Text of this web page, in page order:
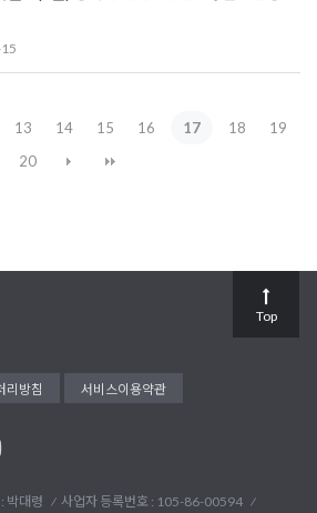
13 14 15 16 17 18
19
20
리방침 서비스이용약관
박대령
사업자 등록번호 : 105-86-00594
Top